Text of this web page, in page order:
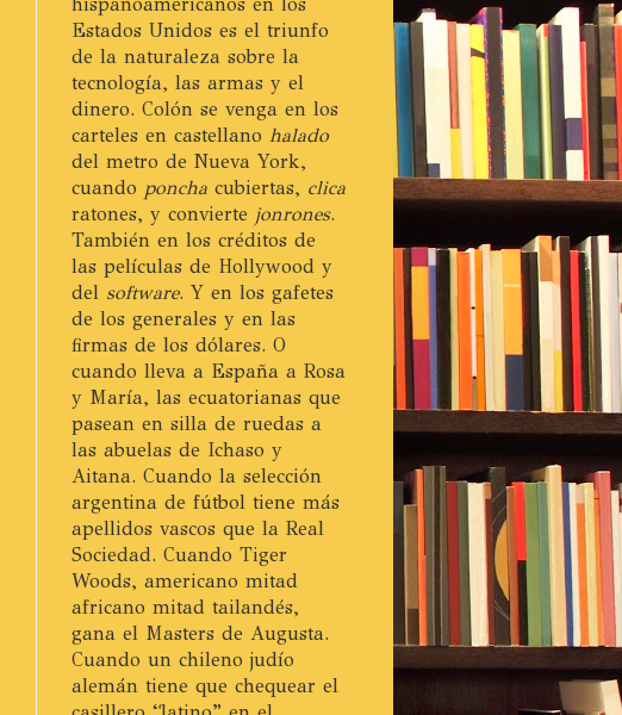
Estados Unidos es el triunfo
de la naturaleza sobre la
tecnología, las armas y el
dinero. Colón se venga en los
carteles en castellano halado
del metro de Nueva York,
cuando poncha cubiertas, clica
ratones, y convierte jonrones.
También en los créditos de
las películas de Hollywood y
del software. Y en los gafetes
de los generales y en las
firmas de los dólares. O
cuando lleva a España a Rosa
y María, las ecuatorianas que
pasean en silla de ruedas a
las abuelas de Ichaso y
Aitana. Cuando la selección
argentina de fútbol tiene más
apellidos vascos que la Real
Sociedad. Cuando Tiger
Woods, americano mitad
africano mitad tailandés,
gana el Masters de Augusta.
Cuando un chileno judío
alemán tiene que chequear el